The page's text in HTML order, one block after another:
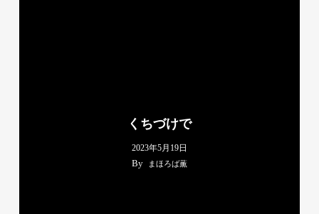
くちづけで
2023年5月19日
By まほろば薫